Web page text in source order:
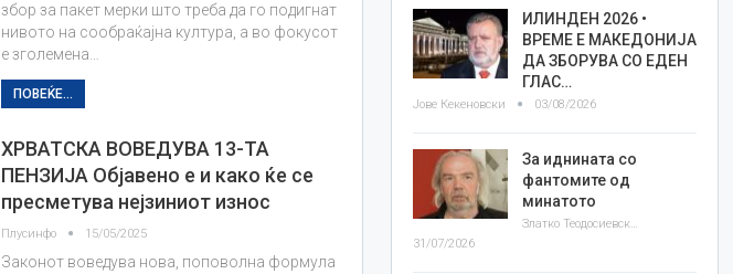
збор за пакет мерки што треба да го подигнат
нивото на сообраќајна култура, а во фокусот
е зголемена…
ПОВЕЌЕ...
ХРВАТСКА ВОВЕДУВА 13-ТА
ПЕНЗИЈА Објавено е и како ќе се
пресметува нејзиниот износ
Плусинфо 15/05/2025
Законот воведува нова, поповолна формула
ИЛИНДЕН 2026 •
ВРЕМЕ Е МАКЕДОНИЈА
ДА ЗБОРУВА СО ЕДЕН
ГЛАС…
Јове Кекеновски 03/08/2026
За иднината со
фантомите од
минатото
Златко Теодосиевски
31/07/2026